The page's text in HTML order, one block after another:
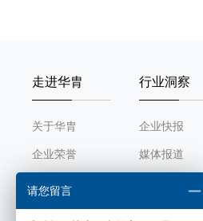
走进华胄
关于华胄
企业荣誉
发展历程
组织架构
行业洞察
企业快报
媒体报道
请您留言